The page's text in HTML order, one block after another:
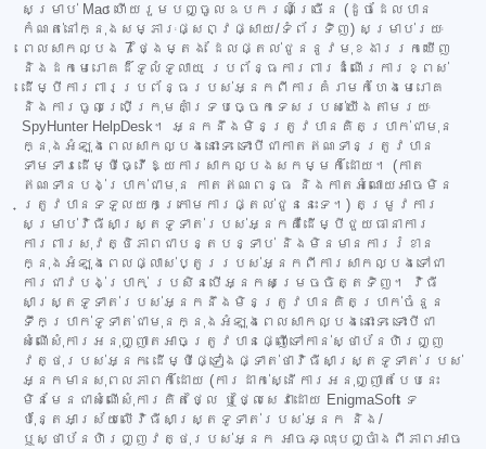
សម្រាប់ Mac ហើយរួមបញ្ចូលឧបករណ៍ច្រើន (ដូចដែលបាន
កំណត់នៅក្នុងសម្ភារៈផ្សព្វផ្សាយ/ទំព័រទិញ) សម្រាប់រយៈ
ពេលសាកល្បង 7 ថ្ងៃម្តង ដែលផ្តល់ជូននូវមុខងាររកឃើញ
និងដកមេរោគដ៏ទូលំទូលាយ ប្រព័ន្ធការពារដំណើរការខ្ពស់
ដើម្បីការពារប្រព័ន្ធរបស់អ្នកពីការគំរាមកំហែងមេរោគ
និងការចូលប្រើក្រុមគាំទ្របច្ចេកទេសរបស់យើងតាមរយៈ
SpyHunter HelpDesk។ អ្នកនឹងមិនត្រូវបានគិតប្រាក់ជាមុន
ក្នុងអំឡុងពេលសាកល្បងនោះទេ ទោះបីជាកាតឥណទានត្រូវបាន
ទាមទារដើម្បីធ្វើឱ្យការសាកល្បងសកម្មក៏ដោយ។ (កាត
ឥណទានបង់ប្រាក់ជាមុន កាតឥណពន្ធ និងកាតអំណោយអាចមិន
ត្រូវបានទទួលយកក្រោមការផ្តល់ជូននេះទេ។) តម្រូវការ
សម្រាប់វិធីសាស្ត្រទូទាត់របស់អ្នកគឺដើម្បីជួយធានាការ
ការពារសុវត្ថិភាពជាបន្តបន្ទាប់ និងមិនមានការរំខាន
ក្នុងអំឡុងពេលផ្លាស់ប្តូររបស់អ្នកពីការសាកល្បងទៅជា
ការជាវបង់ប្រាក់ ប្រសិនបើអ្នកសម្រេចចិត្តទិញ។ វិធី
សាស្ត្រទូទាត់របស់អ្នកនឹងមិនត្រូវបានគិតប្រាក់ចំនួន
ទឹកប្រាក់ទូទាត់ជាមុនក្នុងអំឡុងពេលសាកល្បងនោះទេ ទោះបីជា
សំណើសុំការអនុញ្ញាតអាចត្រូវបានផ្ញើទៅកាន់ស្ថាប័នហិរញ្ញ
វត្ថុរបស់អ្នក ដើម្បីផ្ទៀងផ្ទាត់ថាវិធីសាស្ត្រទូទាត់របស់
អ្នកមានសុពលភាពក៏ដោយ (ការដាក់ស្នើការអនុញ្ញាតបែបនេះ
មិនមែនជាសំណើសុំការគិតថ្លៃ ឬថ្លៃសេវាដោយ EnigmaSoft ទេ
ប៉ុន្តែអាស្រ័យលើវិធីសាស្ត្រទូទាត់របស់អ្នក និង/
ឬស្ថាប័នហិរញ្ញវត្ថុរបស់អ្នក អាចឆ្លុះបញ្ចាំងពីភាពអាច